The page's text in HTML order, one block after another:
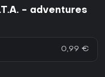
- adventures
0,99 €